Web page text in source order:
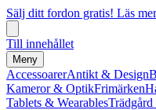
Sälj ditt fordon gratis! Läs
Till innehållet
Meny
AccessoarerAntikt & Design
Kameror & OptikFrimärken
Tablets & Wearables